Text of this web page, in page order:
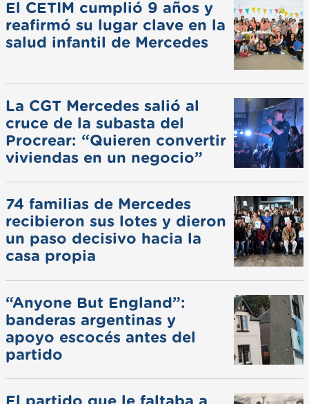
El CETIM cumplió 9 años y
reafirmó su lugar clave en la
salud infantil de Mercedes
La CGT Mercedes salió al
cruce de la subasta del
Procrear: “Quieren convertir
viviendas en un negocio”
74 familias de Mercedes
recibieron sus lotes y dieron
un paso decisivo hacia la
casa propia
“Anyone But England”:
banderas argentinas y
apoyo escocés antes del
partido